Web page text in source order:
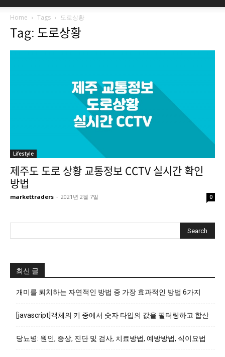
Home Tags 도로상황
Tag: 도로상황
Lifestyle
제주도 도로 상황 교통정보 CCTV 실시간 확인
방법
markettraders - 2021년 2월 7일 0
최신 글
개미를 퇴치하는 자연적인 방법 중 가장 효과적인 방법 6가지
[javascript]객체의 키 중에서 숫자 타입의 값을 필터링하고 합산
당뇨병: 원인, 증상, 진단 및 검사, 치료방법, 예방방법, 식이요법